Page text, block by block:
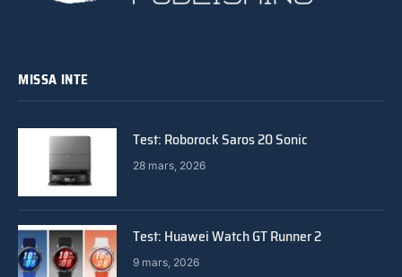
MISSA INTE
Test: Roborock Saros 20 Sonic
28 mars, 2026
Test: Huawei Watch GT Runner 2
9 mars, 2026